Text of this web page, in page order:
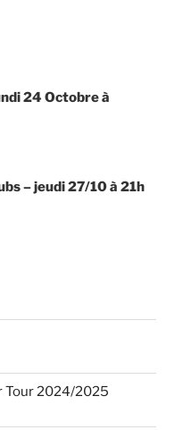
24 Octobre à
– jeudi 27/10 à 21h
Tour 2024/2025